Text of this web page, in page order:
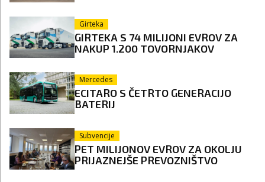
Girteka
GIRTEKA S 74 MILIJONI EVROV ZA
NAKUP 1.200 TOVORNJAKOV
Mercedes
ECITARO S ČETRTO GENERACIJO
BATERIJ
Subvencije
PET MILIJONOV EVROV ZA OKOLJU
PRIJAZNEJŠE PREVOZNIŠTVO